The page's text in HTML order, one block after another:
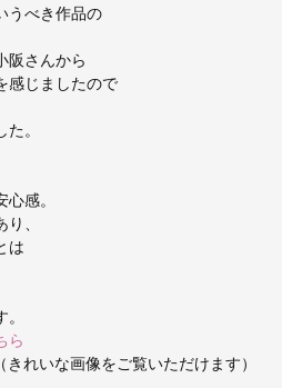
うべき作品の
阪さんから
感じましたので
。
感。
、
は
ら
（きれいな画像をご覧いただけます）